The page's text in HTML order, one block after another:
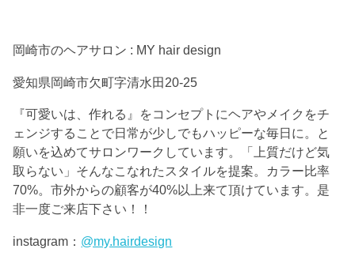
岡崎市のヘアサロン : MY hair design
愛知県岡崎市欠町字清水田20-25
『可愛いは、作れる』をコンセプトにヘアやメイクをチ
ェンジすることで日常が少しでもハッピーな毎日に。と
願いを込めてサロンワークしています。「上質だけど気
取らない」そんなこなれたスタイルを提案。カラー比率
70%。市外からの顧客が40%以上来て頂けています。是
非一度ご来店下さい！！
instagram： @my.hairdesign